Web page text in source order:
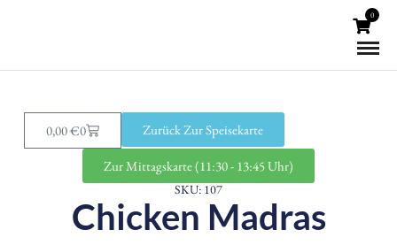
0
0,00€0 Zurück Zur Speisekarte
Zur Mittagskarte (11:30 - 13:45 Uhr)
SKU: 107
Chicken Madras